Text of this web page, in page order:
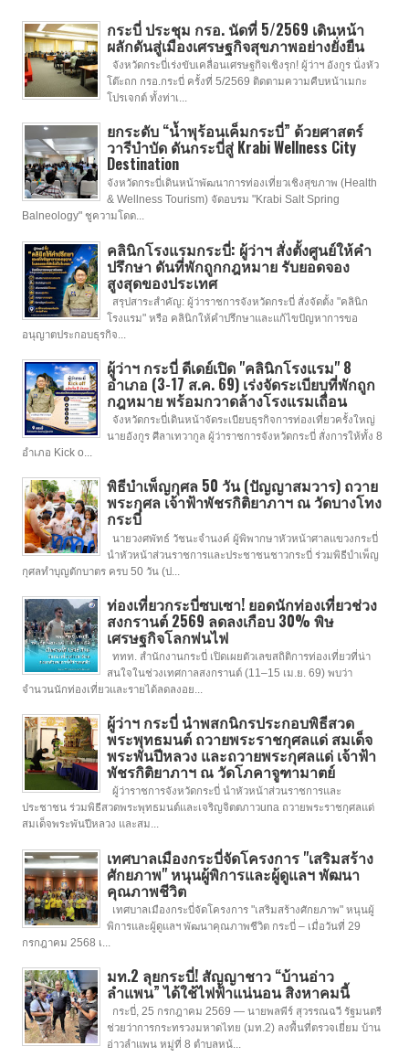
กระบี่ ประชุม กรอ. นัดที่ 5/2569 เดินหน้า
ผลักดันสู่เมืองเศรษฐกิจสุขภาพอย่างยั่งยืน
จังหวัดกระบี่เร่งขับเคลื่อนเศรษฐกิจเชิงรุก! ผู้ว่าฯ อังกูร นั่งหัว
โต๊ะถก กรอ.กระบี่ ครั้งที่ 5/2569 ติดตามความคืบหน้าเมกะ
โปรเจกต์ ทั้งท่าเ...
ยกระดับ “น้ำพุร้อนเค็มกระบี่” ด้วยศาสตร์
วารีบำบัด ดันกระบี่สู่ Krabi Wellness City
Destination
จังหวัดกระบี่เดินหน้าพัฒนาการท่องเที่ยวเชิงสุขภาพ (Health
& Wellness Tourism) จัดอบรม "Krabi Salt Spring
Balneology" ชูความโดด...
คลินิกโรงแรมกระบี่: ผู้ว่าฯ สั่งตั้งศูนย์ให้คำ
ปรึกษา ดันที่พักถูกกฎหมาย รับยอดจอง
สูงสุดของประเทศ
สรุปสาระสำคัญ: ผู้ว่าราชการจังหวัดกระบี่ สั่งจัดตั้ง "คลินิก
โรงแรม" หรือ คลินิกให้คำปรึกษาและแก้ไขปัญหาการขอ
อนุญาตประกอบธุรกิจ...
ผู้ว่าฯ กระบี่ ดีเดย์เปิด "คลินิกโรงแรม" 8
อำเภอ (3-17 ส.ค. 69) เร่งจัดระเบียบที่พักถูก
กฎหมาย พร้อมกวาดล้างโรงแรมเถื่อน
จังหวัดกระบี่เดินหน้าจัดระเบียบธุรกิจการท่องเที่ยวครั้งใหญ่
นายอังกูร ศีลาเทวากูล ผู้ว่าราชการจังหวัดกระบี่ สั่งการให้ทั้ง 8
อำเภอ Kick o...
พิธีบำเพ็ญกุศล 50 วัน (ปัญญาสมวาร) ถวาย
พระกุศล เจ้าฟ้าพัชรกิติยาภาฯ ณ วัดบางโทง
กระบี่
นายวงศพัทธ์ วัชนะจำนงค์ ผู้พิพากษาหัวหน้าศาลแขวงกระบี่
นำหัวหน้าส่วนราชการและประชาชนชาวกระบี่ ร่วมพิธีบำเพ็ญ
กุศลทำบุญตักบาตร ครบ 50 วัน (ป...
ท่องเที่ยวกระบี่ซบเซา! ยอดนักท่องเที่ยวช่วง
สงกรานต์ 2569 ลดลงเกือบ 30% พิษ
เศรษฐกิจโลกพ่นไฟ
ททท. สำนักงานกระบี่ เปิดเผยตัวเลขสถิติการท่องเที่ยวที่น่า
สนใจในช่วงเทศกาลสงกรานต์ (11–15 เม.ย. 69) พบว่า
จำนวนนักท่องเที่ยวและรายได้ลดลงอย...
ผู้ว่าฯ กระบี่ นำพสกนิกรประกอบพิธีสวด
พระพุทธมนต์ ถวายพระราชกุศลแด่ สมเด็จ
พระพันปีหลวง และถวายพระกุศลแด่ เจ้าฟ้า
พัชรกิติยาภาฯ ณ วัดโภคาจูฑามาตย์
ผู้ว่าราชการจังหวัดกระบี่ นำหัวหน้าส่วนราชการและ
ประชาชน ร่วมพิธีสวดพระพุทธมนต์และเจริญจิตตภาวuna ถวายพระราชกุศลแด่
สมเด็จพระพันปีหลวง และสม...
เทศบาลเมืองกระบี่จัดโครงการ "เสริมสร้าง
ศักยภาพ" หนุนผู้พิการและผู้ดูแลฯ พัฒนา
คุณภาพชีวิต
เทศบาลเมืองกระบี่จัดโครงการ "เสริมสร้างศักยภาพ" หนุนผู้
พิการและผู้ดูแลฯ พัฒนาคุณภาพชีวิต กระบี่ – เมื่อวันที่ 29
กรกฎาคม 2568 เ...
มท.2 ลุยกระบี่! สัญญาชาว “บ้านอ่าว
ลำแพน” ได้ใช้ไฟฟ้าแน่นอน สิงหาคมนี้
กระบี่, 25 กรกฎาคม 2569 — นายพลพีร์ สุวรรณฉวี รัฐมนตรี
ช่วยว่าการกระทรวงมหาดไทย (มท.2) ลงพื้นที่ตรวจเยี่ยม บ้าน
อ่าวลำแพน หมู่ที่ 8 ตำบลหน้...